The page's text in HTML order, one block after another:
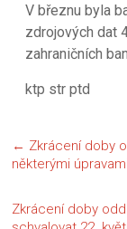
V březnu byla
zdrojových dat
zahraničních
ktp str ptd
← Zkrácení doby
některými
Zkrácení doby